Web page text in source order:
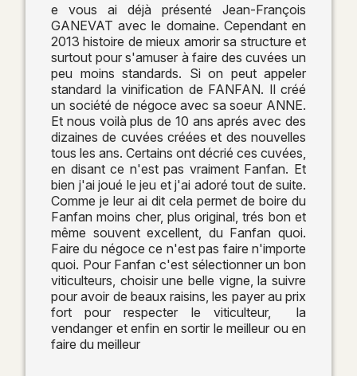
e vous ai déjà présenté Jean-François
GANEVAT avec le domaine. Cependant en
2013 histoire de mieux amorir sa structure et
surtout pour s'amuser à faire des cuvées un
peu moins standards. Si on peut appeler
standard la vinification de FANFAN. Il créé
un société de négoce avec sa soeur ANNE.
Et nous voilà plus de 10 ans aprés avec des
dizaines de cuvées créées et des nouvelles
tous les ans. Certains ont décrié ces cuvées,
en disant ce n'est pas vraiment Fanfan. Et
bien j'ai joué le jeu et j'ai adoré tout de suite.
Comme je leur ai dit cela permet de boire du
Fanfan moins cher, plus original, trés bon et
même souvent excellent, du Fanfan quoi.
Faire du négoce ce n'est pas faire n'importe
quoi. Pour Fanfan c'est sélectionner un bon
viticulteurs, choisir une belle vigne, la suivre
pour avoir de beaux raisins, les payer au prix
fort pour respecter le viticulteur, la
vendanger et enfin en sortir le meilleur ou en
faire du meilleur